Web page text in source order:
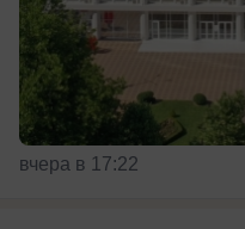
вчера в 17:22